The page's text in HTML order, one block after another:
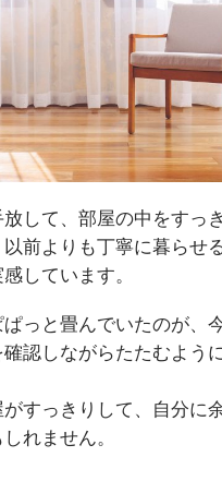
して、部屋の中をすっ
前よりも丁寧に暮らせ
しています。
っと畳んでいたのが、
認しながらたたむよう
すっきりして、自分に
れません。